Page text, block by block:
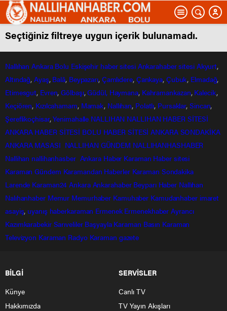
Seçtiğiniz filtreye uygun içerik bulunamadı.
Nallıhan Ankara Bolu Eskişehir haber sitesi Ankarahabersitesi Akyurt,
Altındağ,Ayaş, Balâ, Beypazarı, Çamlıdere, Çankaya, Çubuk, Elmadağ,
Etimesgut, Evren,Gölbaşı,Güdül, Haymana, Kahramankazan, Kalecik,
Keçiören, Kızılcahamam, Mamak, Nallıhan, Polatlı, Pursaklar,Sincan,
Şereflikoçhisar,Yenimahalle NALLIHAN NALLIHAN HABER SİTESİ
ANKARA HABER SİTESİ BOLU HABER SİTESİ ANKARA SONDAKİKA
ANKARA MASASI NALLIHAN GÜNDEM NALLIHANHASHABER
Nallihan nallihanhasber Ankara Haber Karaman Haber sitesi
Karaman Gündem Karamandan Haberler Karaman Sondakika
Larende Karaman24 Ankara Ankarahaber Beyparı Haber Nallıhan
Nalıhanhaber Memur Memurhaber Kamuhaber Kamudanhaber imaret
asayiş, uyanış haberkaraman Ermenek Ermenekhaber Ayrancı
Kazımkarabekir Sarıveliler Başyayla Karaman Basın Karaman
Televizyon Karaman Radyo Karaman gazete
BİLGİ
Künye
Hakkımızda
SERVİSLER
Canlı TV
TV Yayın Akışları